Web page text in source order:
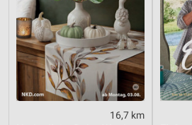
16,7 km
Entwicklung und Verbesserung der
Verwendung reduzierter Daten zur
Inhalten
IAB-Besonderheiten:
Verwendung genauer Standortdaten